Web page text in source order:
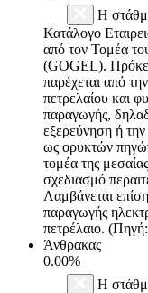
Η
Κατάλογο
από τον Τομέα
(GOGEL).
παρέχεται από
πετρελαίου και
παραγωγής,
εξερεύνηση ή
ως ορυκτών
τομέα της
σχεδιασμό
Λαμβάνεται
παραγωγής
πετρέλαιο.
Άνθρακας
0.00%
Η